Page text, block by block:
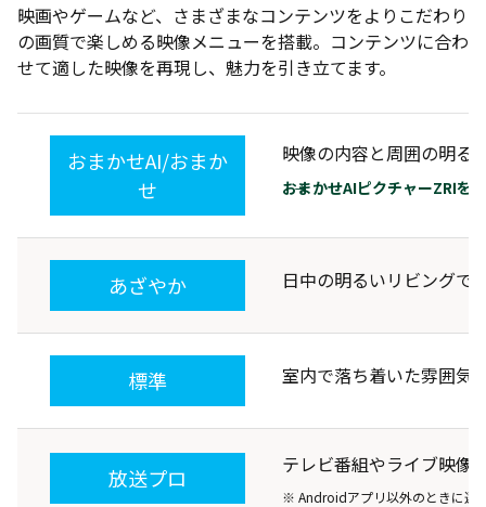
映画やゲームなど、さまざまなコンテンツをよりこだわり
の画質で楽しめる映像メニューを搭載。コンテンツに合わ
せて適した映像を再現し、魅力を引き立てます。
おまかせAI/おまか
せ
映像の内容と周囲の明る
おまかせAIピクチャーZRⅠを
あざやか 日中の明るいリビングで
標準 室内で落ち着いた雰囲気
放送プロ
テレビ番組やライブ映像
※ Androidアプリ以外のときに選